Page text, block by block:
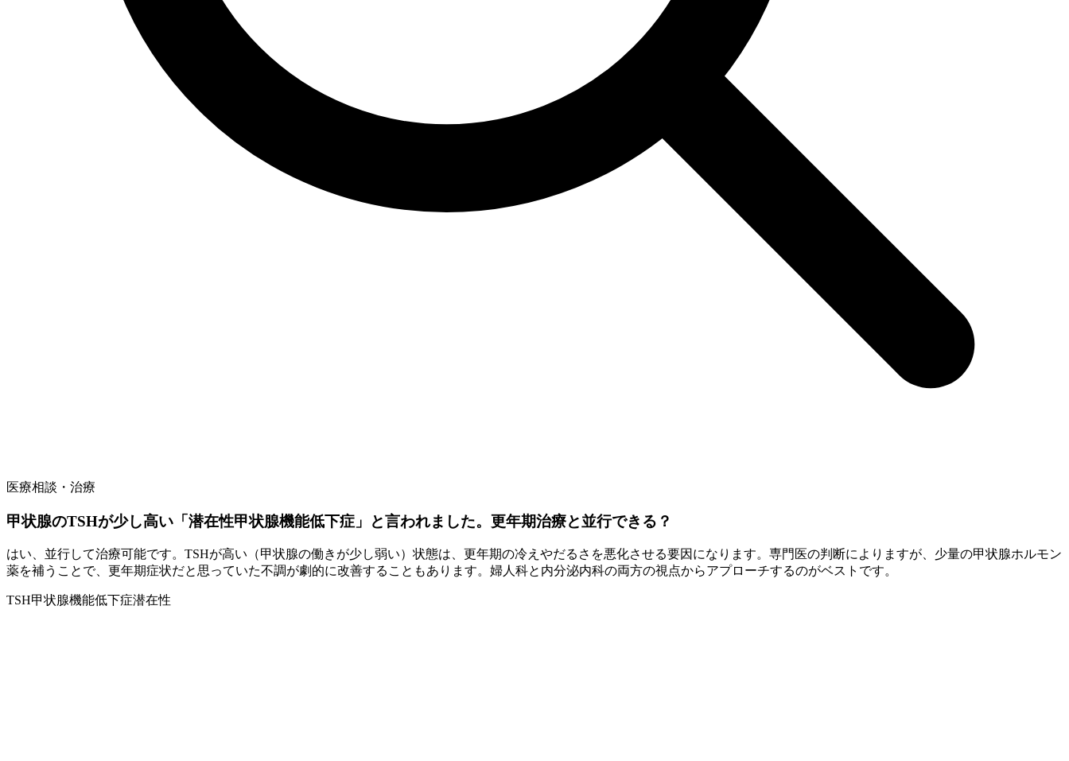
医療相談・治療
甲状腺のTSHが少し高い「潜在性甲状腺機能低下症」と言われました。更年期治療と並行できる？
はい、並行して治療可能です。TSHが高い（甲状腺の働きが少し弱い）状態は、更年期の冷えやだるさを悪化させる要因になります。専門医の判断によりますが、少量の甲状腺ホルモン
薬を補うことで、更年期症状だと思っていた不調が劇的に改善することもあります。婦人科と内分泌内科の両方の視点からアプローチするのがベストです。
TSH甲状腺機能低下症潜在性